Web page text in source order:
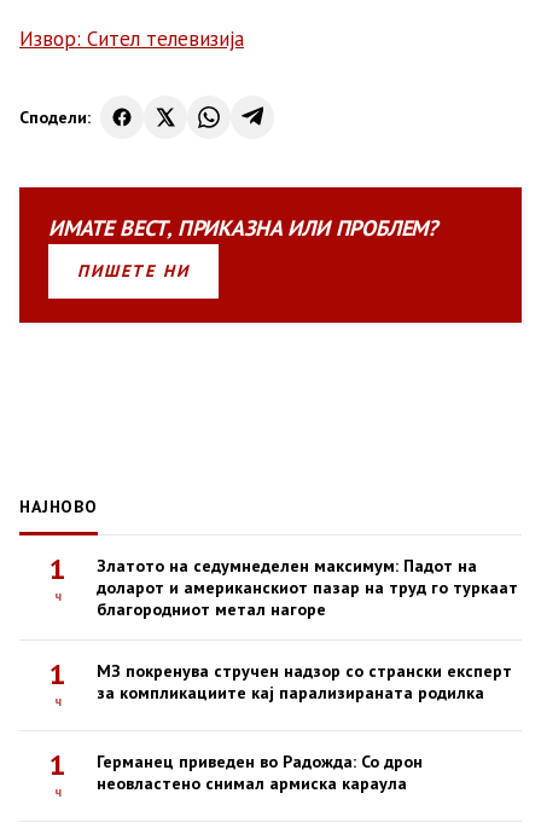
Извор: Сител телевизија
Сподели:
ИМАТЕВЕСТ, ПРИКАЗНАИЛИПРОБЛЕМ?
ПИШЕТЕ НИ
НАЈНОВО
1
ч
Златото на седумнеделен максимум: Падот на
доларот и американскиот пазар на труд го туркаат
благородниот метал нагоре
1
ч
МЗ покренува стручен надзор со странски експерт
за компликациите кај парализираната родилка
1
ч
Германец приведен во Радожда: Со дрон
неовластено снимал армиска караула